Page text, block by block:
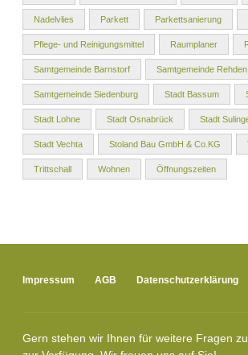
Nadelvlies Parkett Parkettsanierung
Pflege- und Reinigungsmittel Raumplaner
Samtgemeinde Barnstorf Samtgemeinde Rehden
Samtgemeinde Siedenburg Stadt Bassum
Stadt Lohne Stadt Osnabrück Stadt
Stadt Vechta Stoland Bau GmbH & Co.KG
Trittschall Wohnen Öffnungszeiten
Impressum AGB Datenschutzerklärung
Gern stehen wir Ihnen für weitere Fragen